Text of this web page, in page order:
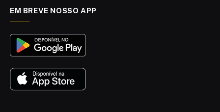
EM BREVE NOSSO APP